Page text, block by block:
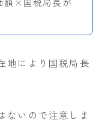
地により国税局長
ないので注意しま